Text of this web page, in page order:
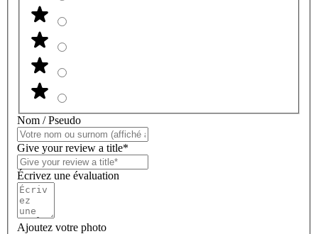
Nom / Pseudo
Give your review a title*
Écrivez une évaluation
Ajoutez votre photo